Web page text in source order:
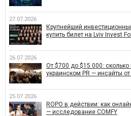
27.07.2026
Крупнейший
купить билет на Lviv Invest
26.07.2026
От $700 до $15 000: сколько
украинском PR — инсайты
25.07.2026
ROPO в действии: как
— исследование COMFY